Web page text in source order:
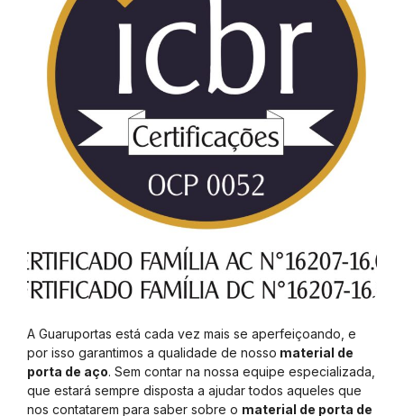
A Guaruportas está cada vez mais se aperfeiçoando, e
por isso garantimos a qualidade de nosso material de
porta de aço. Sem contar na nossa equipe especializada,
que estará sempre disposta a ajudar todos aqueles que
nos contatarem para saber sobre o material de porta de